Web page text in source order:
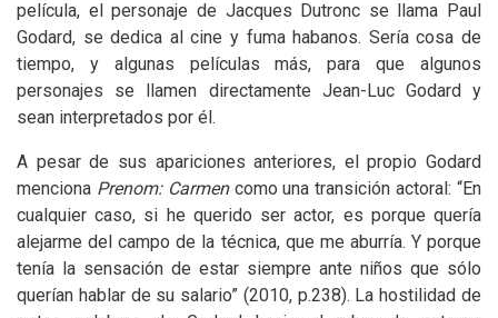
película, el personaje de Jacques Dutronc se llama Paul
Godard, se dedica al cine y fuma habanos. Sería cosa de
tiempo, y algunas películas más, para que algunos
personajes se llamen directamente Jean-Luc Godard y
sean interpretados por él.
A pesar de sus apariciones anteriores, el propio Godard
menciona Prenom: Carmen como una transición actoral: “En
cualquier caso, si he querido ser actor, es porque quería
alejarme del campo de la técnica, que me aburría. Y porque
tenía la sensación de estar siempre ante niños que sólo
querían hablar de su salario” (2010, p.238). La hostilidad de